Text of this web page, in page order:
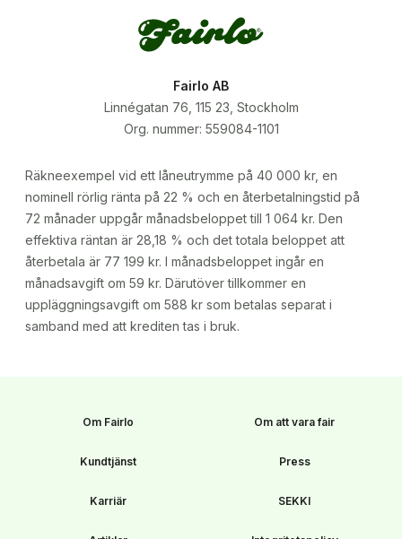
Fairlo AB
Linnégatan 76, 115 23, Stockholm
Org. nummer: 559084-1101
Räkneexempel vid ett låneutrymme på 40 000 kr, en
nominell rörlig ränta på 22 % och en återbetalningstid på
72 månader uppgår månadsbeloppet till 1 064 kr. Den
effektiva räntan är 28,18 % och det totala beloppet att
återbetala är 77 199 kr. I månadsbeloppet ingår en
månadsavgift om 59 kr. Därutöver tillkommer en
uppläggningsavgift om 588 kr som betalas separat i
samband med att krediten tas i bruk.
Om Fairlo Om att vara fair
Kundtjänst Press
Karriär SEKKI